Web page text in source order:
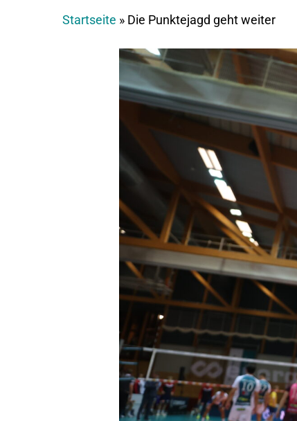
Startseite » Die Punktejagd geht weiter